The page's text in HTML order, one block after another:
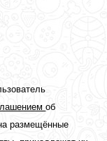
об
размещённые